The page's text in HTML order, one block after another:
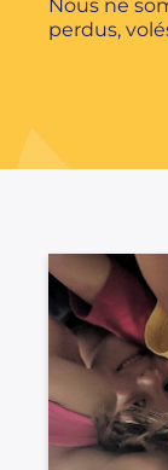
Nous ne
perdus,